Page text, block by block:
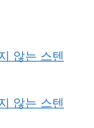
않는 스텐
않는 스텐